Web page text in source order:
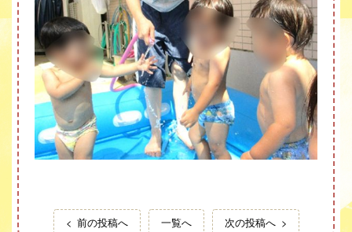
前の投稿へ 一覧へ 次の投稿へ